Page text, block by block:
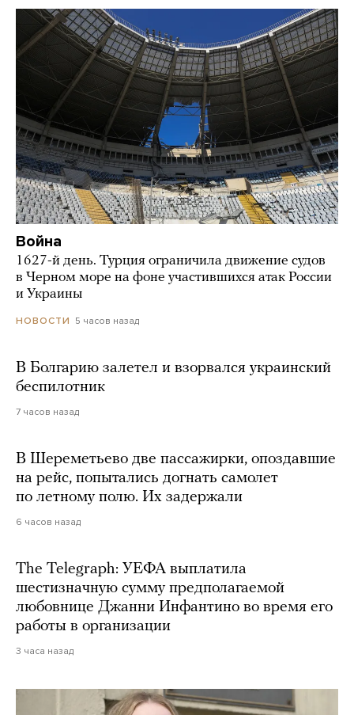
Война
1627-й день. Турция ограничила движение судов
в Черном море на фоне участившихся атак России
и Украины
НОВОСТИ 5 часов назад
В Болгарию залетел и взорвался украинский
беспилотник
7 часов назад
В Шереметьево две пассажирки, опоздавшие
на рейс, попытались догнать самолет
по летному полю. Их задержали
6 часов назад
The Telegraph: УЕФА выплатила
шестизначную сумму предполагаемой
любовнице Джанни Инфантино во время его
работы в организации
3 часа назад